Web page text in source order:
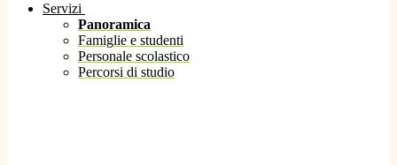
Servizi
Panoramica
Famiglie e studenti
Personale scolastico
Percorsi di studio